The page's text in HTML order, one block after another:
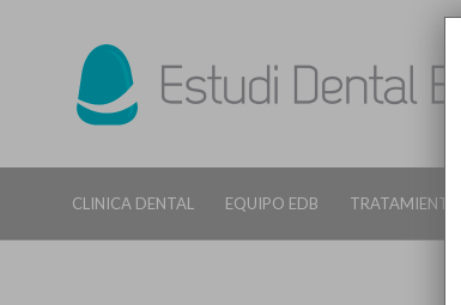
CLINICA DENTAL EQUIPO EDB